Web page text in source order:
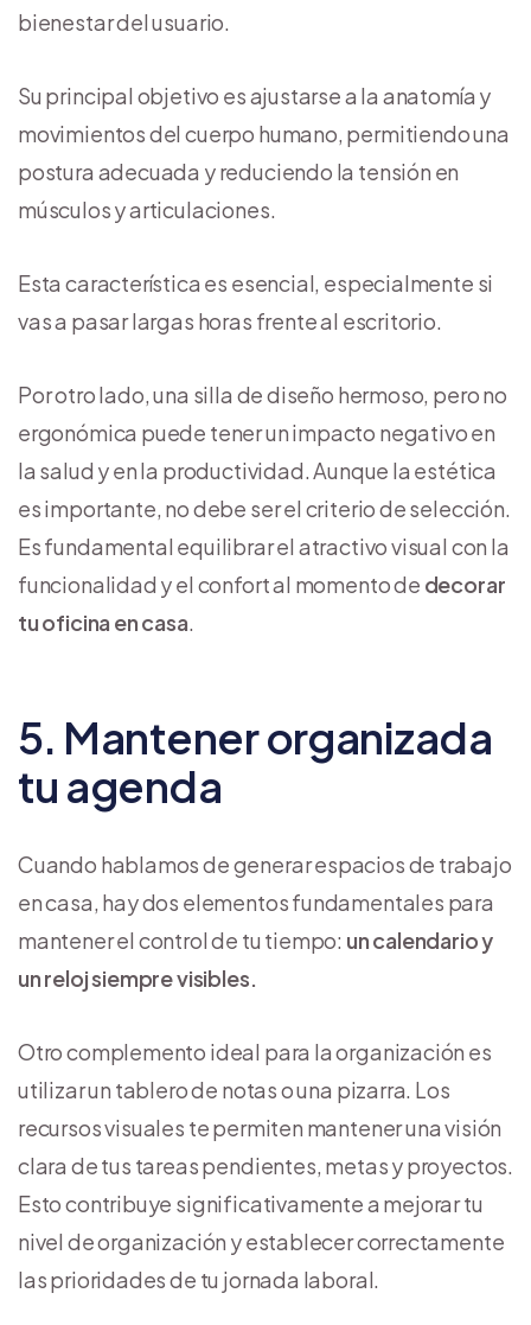
bienestar del usuario.
Su principal objetivo es ajustarse a la anatomía y
movimientos del cuerpo humano, permitiendo una
postura adecuada y reduciendo la tensión en
músculos y articulaciones.
Esta característica es esencial, especialmente si
vas a pasar largas horas frente al escritorio.
Por otro lado, una silla de diseño hermoso, pero no
ergonómica puede tener un impacto negativo en
la salud y en la productividad. Aunque la estética
es importante, no debe ser el criterio de selección.
Es fundamental equilibrar el atractivo visual con la
funcionalidad y el confort al momento de decorar
tu oficina en casa.
5. Mantener organizada
tu agenda
Cuando hablamos de generar espacios de trabajo
en casa, hay dos elementos fundamentales para
mantener el control de tu tiempo: un calendario y
un reloj siempre visibles.
Otro complemento ideal para la organización es
utilizar un tablero de notas o una pizarra. Los
recursos visuales te permiten mantener una visión
clara de tus tareas pendientes, metas y proyectos.
Esto contribuye significativamente a mejorar tu
nivel de organización y establecer correctamente
las prioridades de tu jornada laboral.